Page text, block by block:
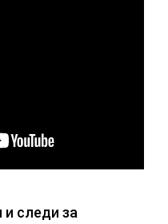
следи за